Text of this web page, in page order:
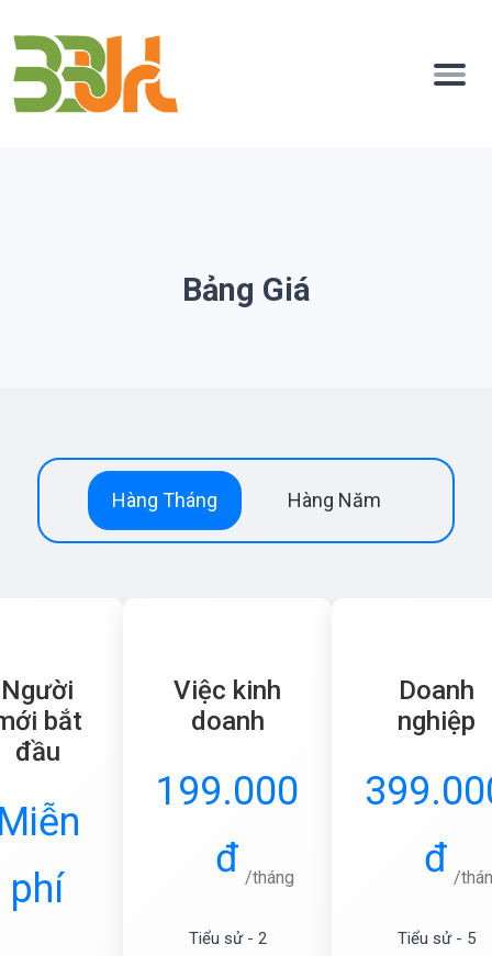
Bảng Giá
Hàng Tháng Hàng Năm
Người
bắt
đầu
phí
Việc kinh
doanh
199.000
đ /tháng
Tiểu sử - 2
Doanh
nghiệp
đ /
Tiểu sử - 5